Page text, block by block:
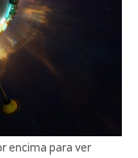
encima para ver